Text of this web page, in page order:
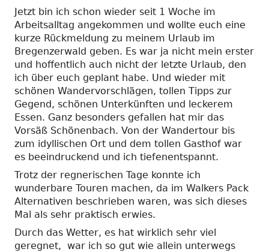
Jetzt bin ich schon wieder seit 1 Woche im
Arbeitsalltag angekommen und wollte euch eine
kurze Rückmeldung zu meinem Urlaub im
Bregenzerwald geben. Es war ja nicht mein erster
und hoffentlich auch nicht der letzte Urlaub, den
ich über euch geplant habe. Und wieder mit
schönen Wandervorschlägen, tollen Tipps zur
Gegend, schönen Unterkünften und leckerem
Essen. Ganz besonders gefallen hat mir das
Vorsäß Schönenbach. Von der Wandertour bis
zum idyllischen Ort und dem tollen Gasthof war
es beeindruckend und ich tiefenentspannt.
Trotz der regnerischen Tage konnte ich
wunderbare Touren machen, da im Walkers Pack
Alternativen beschrieben waren, was sich dieses
Mal als sehr praktisch erwies.
Durch das Wetter, es hat wirklich sehr viel
geregnet, war ich so gut wie allein unterwegs